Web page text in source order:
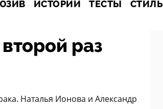
ИСТОРИИ ТЕСТЫ СТИЛЬ
раз
Наталья Ионова и Александр